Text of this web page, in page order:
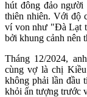
hút đông đảo
thiên nhiên. Với độ
ví von như "Đà Lạt
bởi khung cảnh nên
Tháng 12/2024,
cùng vợ là chị
không phải lần đầu
khỏi ấn tượng trước